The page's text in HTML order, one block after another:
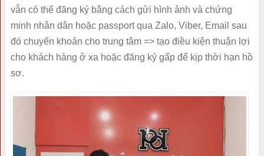
vẫn có thể đăng ký bằng cách gửi hình ảnh và chứng
minh nhân dân hoặc passport qua Zalo, Viber, Email sau
đó chuyển khoản cho trung tâm => tạo điều kiện thuận lợi
cho khách hàng ở xa hoặc đăng ký gấp để kịp thời hạn hồ
sơ.